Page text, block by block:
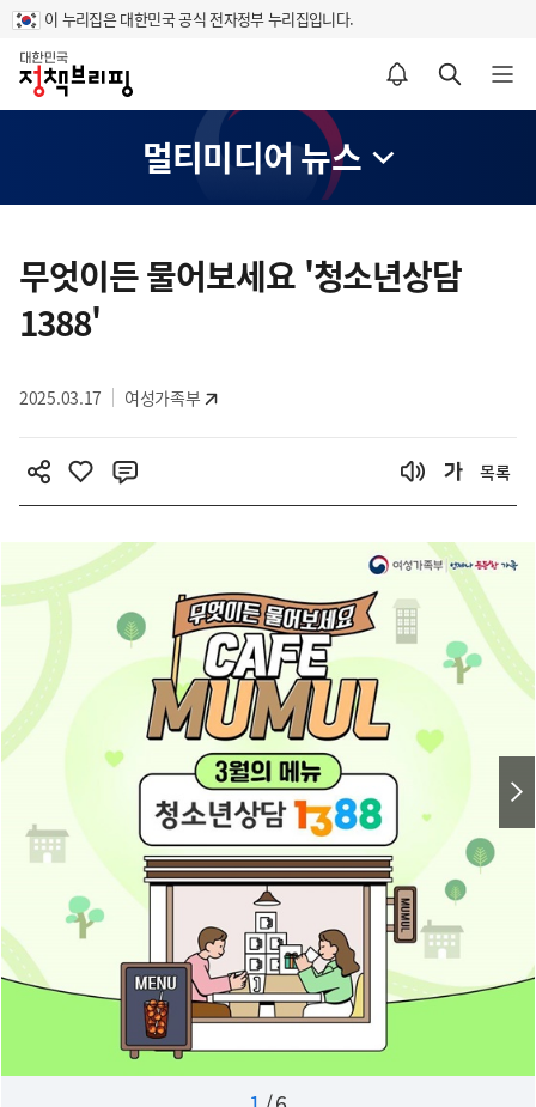
이 누리집은 대한민국 공식 전자정부 누리집입니다.
홈
알림설정 바로가기 검색 바로가기 메뉴 열기
멀티미디어 뉴스
텐
츠
영
무엇이든 물어보세요 '청소년상담
1388'
2025.03.17 여성가족부
목록